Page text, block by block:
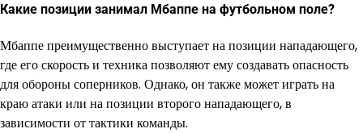
Какие позиции занимал Мбаппе на футбольном поле?
Мбаппе преимущественно выступает на позиции нападающего,
где его скорость и техника позволяют ему создавать опасность
для обороны соперников. Однако, он также может играть на
краю атаки или на позиции второго нападающего, в
зависимости от тактики команды.